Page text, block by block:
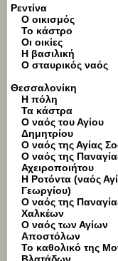
Ρεντίνα
Ο οικισμός
Το κάστρο
Οι οικίες
Η βασιλική
Ο σταυρικός ναός
Θεσσαλονίκη
Η πόλη
Τα κάστρα
Ο ναός του Αγίου
Δημητρίου
Ο ναός της Αγίας
Ο ναός της
Αχειροποιήτου
Η Ροτόντα (ναός
Γεωργίου)
Ο ναός της
Χαλκέων
Ο ναός των Αγίων
Αποστόλων
Το καθολικό της